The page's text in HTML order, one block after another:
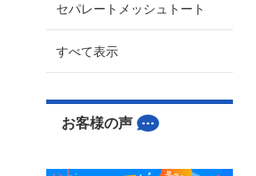
セパレートメッシュトート
すべて表示
お客様の声